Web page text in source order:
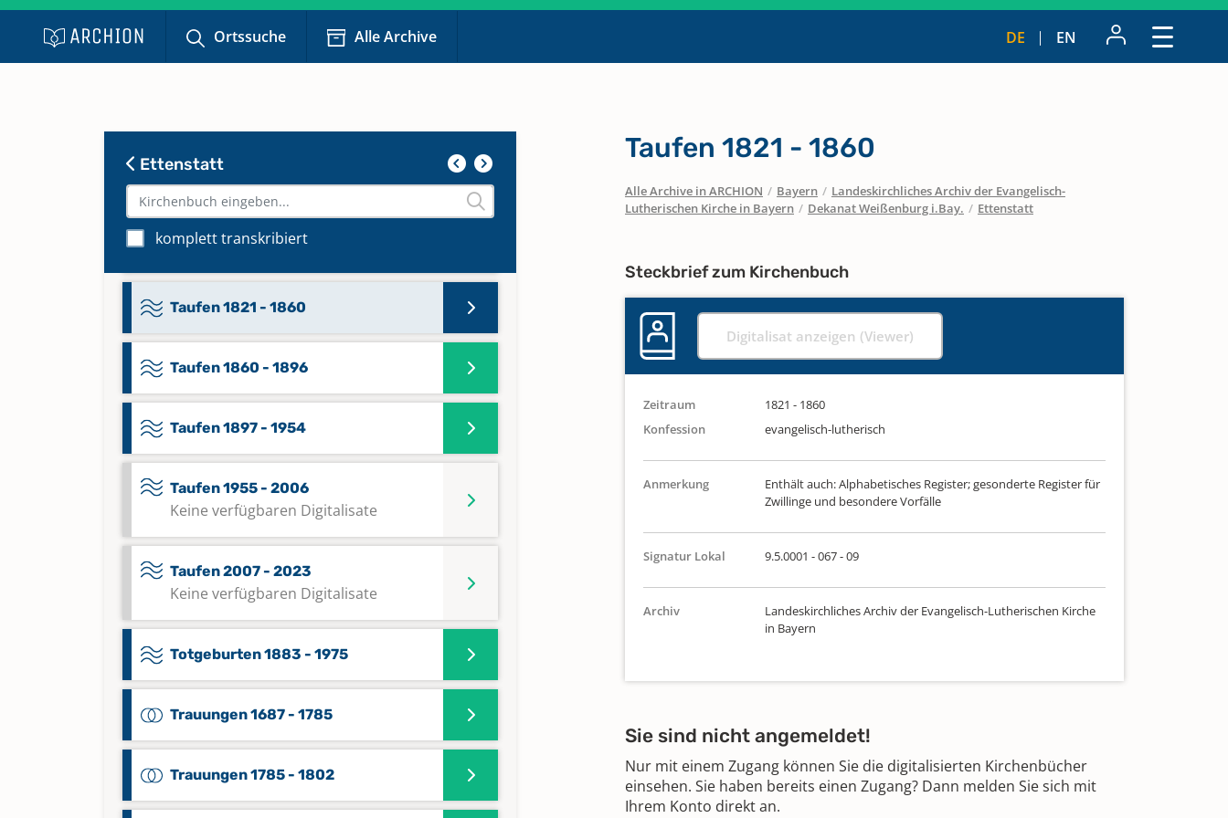
Ortssuche Alle Archive DE EN
Ettenstatt
komplett transkribiert
1687; Bestattungen 1644 - 1687
Taufen 1687 - 1720
Taufen 1782 - 1797
Taufen 1798 - 1820
Taufen 1821 - 1860
Taufen 1860 - 1896
Taufen 1897 - 1954
Taufen 1955 - 2006
Keine verfügbaren Digitalisate
Taufen 2007 - 2023
Keine verfügbaren Digitalisate
Totgeburten 1883 - 1975
Trauungen 1687 - 1785
Trauungen 1785 - 1802
Taufen 1821 - 1860
Alle Archive in ARCHION / Bayern / Landeskirchliches Archiv der Evangelisch-
Lutherischen Kirche in Bayern / Dekanat Weißenburg i.Bay. / Ettenstatt
Steckbrief zum Kirchenbuch
Digitalisat anzeigen (Viewer)
Zeitraum
1821 - 1860
Konfession
evangelisch-lutherisch
Anmerkung
Enthält auch: Alphabetisches Register; gesonderte Register für
Zwillinge und besondere Vorfälle
Signatur Lokal 9.5.0001 - 067 - 09
Archiv
Landeskirchliches Archiv der Evangelisch-Lutherischen Kirche
in Bayern
Sie sind nicht angemeldet!
Nur mit einem Zugang können Sie die digitalisierten Kirchenbücher
einsehen. Sie haben bereits einen Zugang? Dann melden Sie sich mit
Ihrem Konto direkt an.